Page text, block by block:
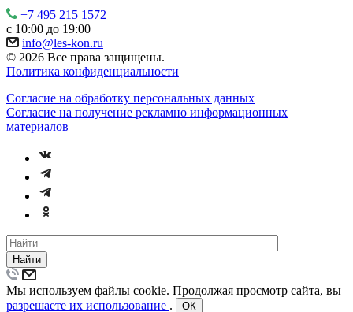
+7 495 215 1572
с 10:00 до 19:00
info@les-kon.ru
© 2026 Все права защищены.
Политика конфиденциальности
Согласие на обработку персональных данных
Согласие на получение рекламно информационных
материалов
Найти
Мы используем файлы cookie. Продолжая просмотр сайта, вы
разрешаете их использование . ОК